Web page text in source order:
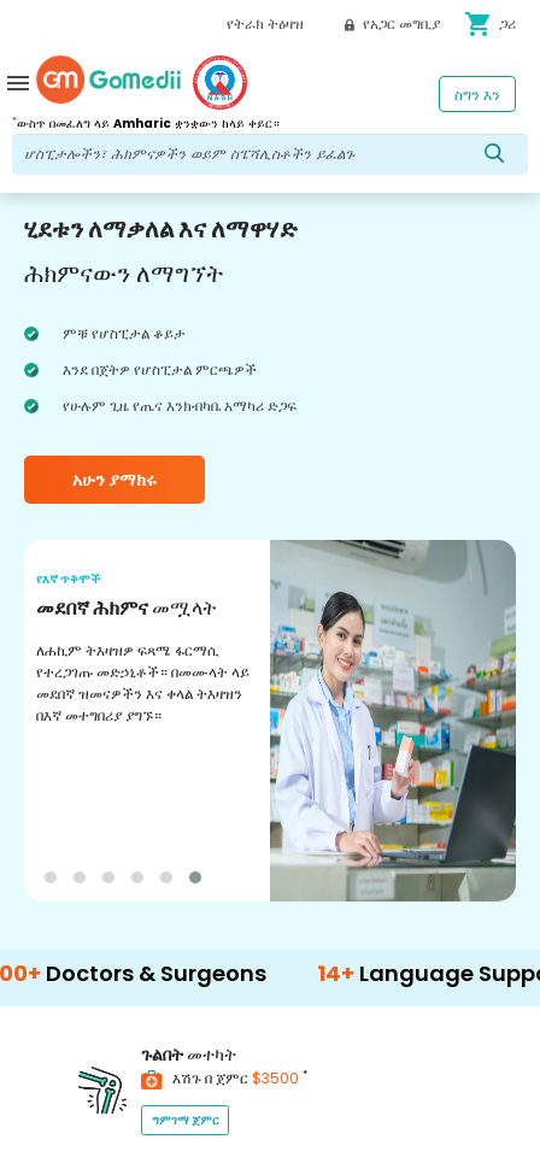
የትራክ ትዕዛዝ የአጋር መግቢያ shopping_cart ጋሪ
*ውስጥ በመፈለግ ላይ Amharic ቋንቋውን ከላይ ቀይር።
ስግን እን
menu
ሂደቱን ለማቃለል እና ለማዋሃድ
ሕክምናውን ለማግኘት
ምቹ የሆስፒታል ቆይታ
እንደ በጀትዎ የሆስፒታል ምርጫዎች
የሁሉም ጊዜ የጤና እንክብካቤ አማካሪ ድጋፍ
አሁን ያማክሩ
የእኛ ጥቅሞች
መደበኛ ሕክምናመሟላት
ለሐኪም ትእዛዝዎ ፍጻሜ ፋርማሲ
የተረጋገጡ መድኃኒቶች። በመሙላት ላይ
መደበኛ ዝመናዎችን እና ቀላል ትእዛዝን
በእኛ መተግበሪያ ያግኙ።
& Surgeons 14+ Language Support
ጉልበትመተካት
እሽጉ በ ጀምር$3500 *
ግምገማ ጀምር